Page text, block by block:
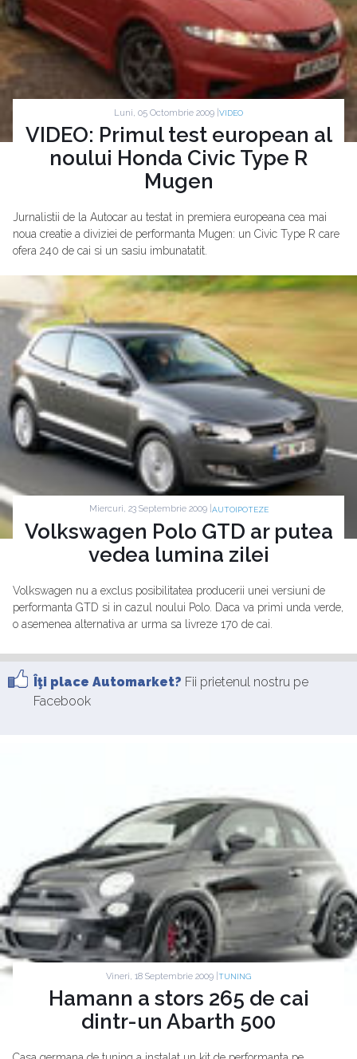
Luni, 05 Octombrie 2009 | VIDEO
VIDEO: Primul test european al
noului Honda Civic Type R
Mugen
Jurnalistii de la Autocar au testat in premiera europeana cea mai
noua creatie a diviziei de performanta Mugen: un Civic Type R care
ofera 240 de cai si un sasiu imbunatatit.
Miercuri, 23 Septembrie 2009 | AUTOIPOTEZE
Volkswagen Polo GTD ar putea
vedea lumina zilei
Volkswagen nu a exclus posibilitatea producerii unei versiuni de
performanta GTD si in cazul noului Polo. Daca va primi unda verde,
o asemenea alternativa ar urma sa livreze 170 de cai.
Îţi place Automarket? Fii prietenul nostru pe
Facebook
Vineri, 18 Septembrie 2009 | TUNING
Hamann a stors 265 de cai
dintr-un Abarth 500